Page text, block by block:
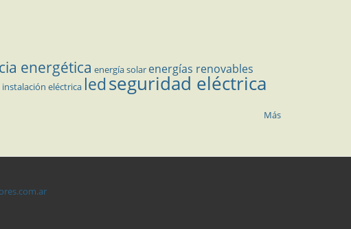
energética energía solar energías renovables
instalación eléctrica ledseguridad eléctrica
Más